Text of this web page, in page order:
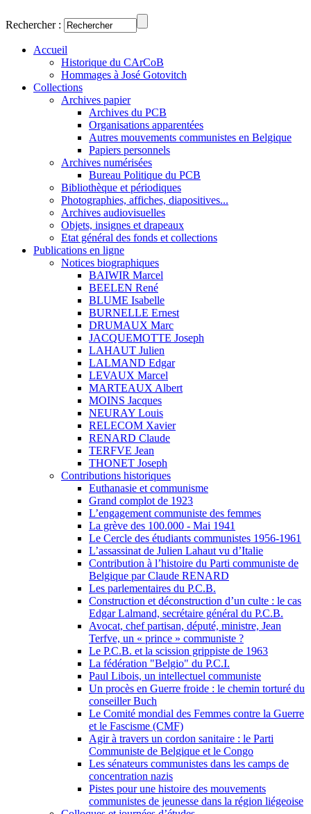
Rechercher :
Accueil
Historique du CArCoB
Hommages à José Gotovitch
Collections
Archives papier
Archives du PCB
Organisations apparentées
Autres mouvements communistes en Belgique
Papiers personnels
Archives numérisées
Bureau Politique du PCB
Bibliothèque et périodiques
Photographies, affiches, diapositives...
Archives audiovisuelles
Objets, insignes et drapeaux
Etat général des fonds et collections
Publications en ligne
Notices biographiques
BAIWIR Marcel
BEELEN René
BLUME Isabelle
BURNELLE Ernest
DRUMAUX Marc
JACQUEMOTTE Joseph
LAHAUT Julien
LALMAND Edgar
LEVAUX Marcel
MARTEAUX Albert
MOINS Jacques
NEURAY Louis
RELECOM Xavier
RENARD Claude
TERFVE Jean
THONET Joseph
Contributions historiques
Euthanasie et communisme
Grand complot de 1923
L’engagement communiste des femmes
La grève des 100.000 - Mai 1941
Le Cercle des étudiants communistes 1956-1961
L’assassinat de Julien Lahaut vu d’Italie
Contribution à l’histoire du Parti communiste de
Belgique par Claude RENARD
Les parlementaires du P.C.B.
Construction et déconstruction d’un culte : le cas
Edgar Lalmand, secrétaire général du P.C.B.
Avocat, chef partisan, député, ministre, Jean
Terfve, un « prince » communiste ?
Le P.C.B. et la scission grippiste de 1963
La fédération "Belgio" du P.C.I.
Paul Libois, un intellectuel communiste
Un procès en Guerre froide : le chemin torturé du
conseiller Buch
Le Comité mondial des Femmes contre la Guerre
et le Fascisme (CMF)
Agir à travers un cordon sanitaire : le Parti
Communiste de Belgique et le Congo
Les sénateurs communistes dans les camps de
concentration nazis
Pistes pour une histoire des mouvements
communistes de jeunesse dans la région liégeoise